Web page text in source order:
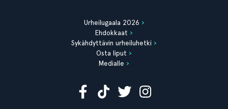
Urheilugaala 2026
Ehdokkaat
Sykähdyttävin urheiluhetki
Osta liput
Medialle